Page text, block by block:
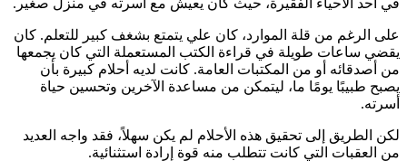
على الرغم من قلة الموارد، كان علي يتمتع بشغف كبير للتعلم. كان
يقضي ساعات طويلة في قراءة الكتب المستعملة التي كان يجمعها
من أصدقائه أو من المكتبات العامة. كانت لديه أحلام كبيرة بأن
يصبح طبيبًا يومًا ما، ليتمكن من مساعدة الآخرين وتحسين حياة
أسرته.
لكن الطريق إلى تحقيق هذه الأحلام لم يكن سهلاً، فقد واجه العديد
من العقبات التي كانت تتطلب منه قوة إرادة استثنائية.